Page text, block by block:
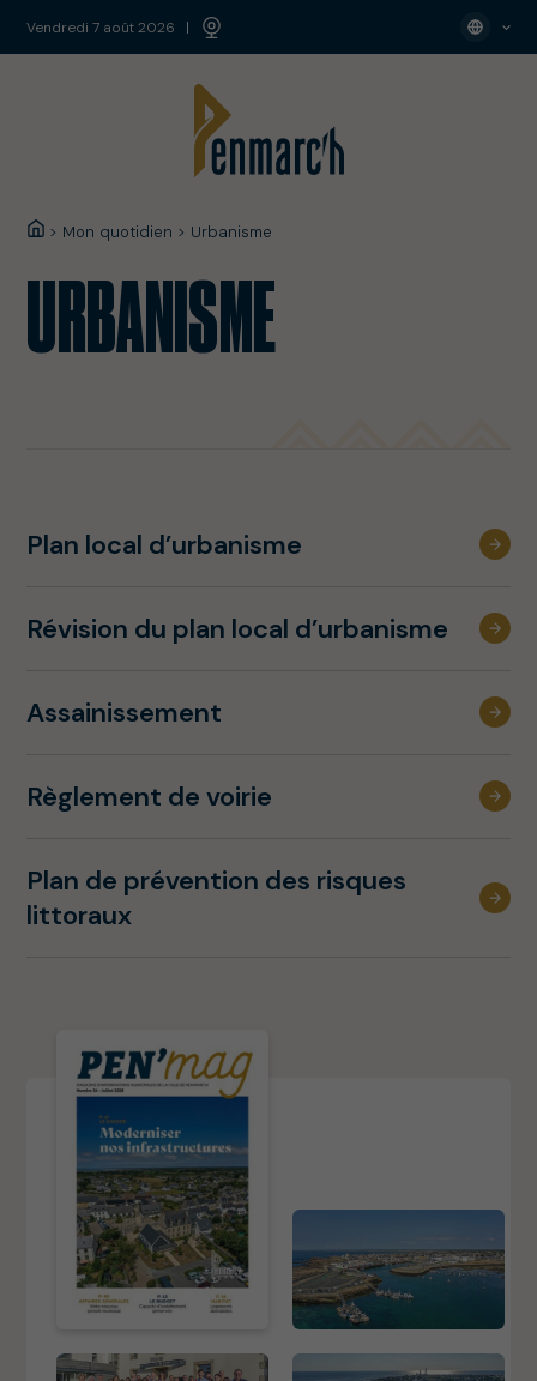
vendredi 7 août 2026
> Mon quotidien > Urbanisme
URBANISME
Plan local d’urbanisme
Révision du plan local d’urbanisme
Assainissement
Règlement de voirie
Plan de prévention des risques
littoraux